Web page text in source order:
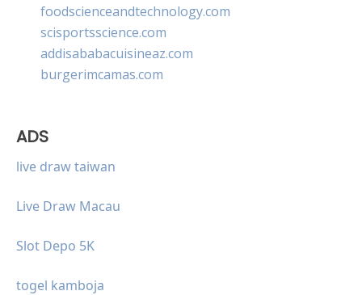
foodscienceandtechnology.com
scisportsscience.com
addisababacuisineaz.com
burgerimcamas.com
ADS
live draw taiwan
Live Draw Macau
Slot Depo 5K
togel kamboja